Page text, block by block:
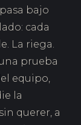
bajo
cada
La riega.
prueba
equipo,
la
querer, a